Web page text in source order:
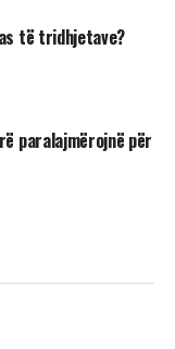
të tridhjetave?
paralajmërojnë për